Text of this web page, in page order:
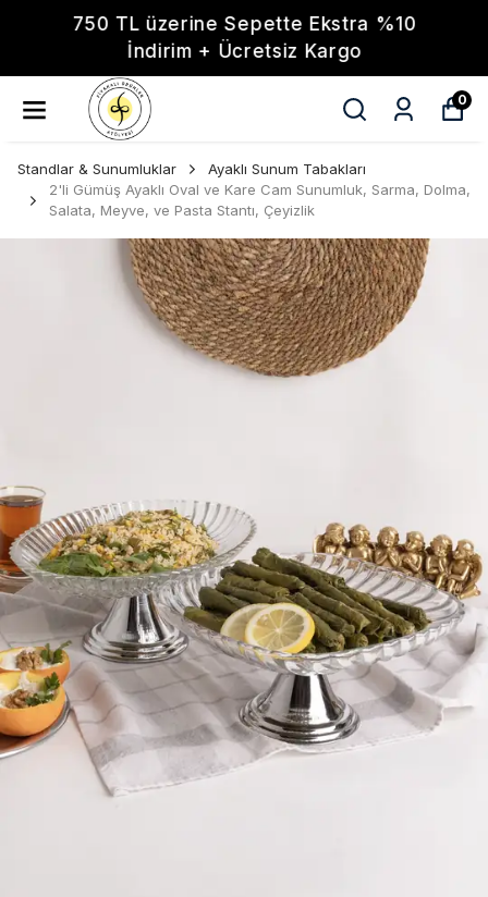
750 TL üzerine Sepette Ekstra %10
İndirim + Ücretsiz Kargo
0
Standlar & Sunumluklar
Ayaklı Sunum Tabakları
2'li Gümüş Ayaklı Oval ve Kare Cam Sunumluk, Sarma, Dolma,
Salata, Meyve, ve Pasta Stantı, Çeyizlik